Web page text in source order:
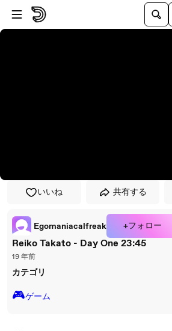
プレイヤーにスキップ
メインコンテンツにスキップ
いいね 共有する
Egomaniacalfreak +フォロー
Reiko Takato - Day One 23:45
19 年前
カテゴリ
🎮️ゲーム